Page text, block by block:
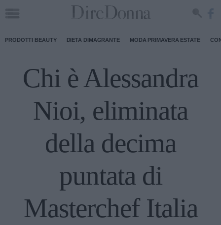
PRODOTTI BEAUTY DIETA DIMAGRANTE MODA PRIMAVERA ESTATE
Chi è Alessandra
Nioi, eliminata
della decima
puntata di
Masterchef Italia